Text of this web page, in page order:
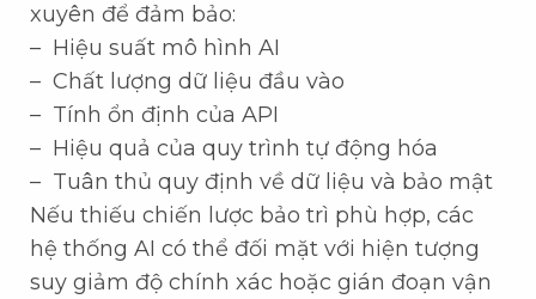
xuyên để đảm bảo:
– Hiệu suất mô hình AI
– Chất lượng dữ liệu đầu vào
– Tính ổn định của API
– Hiệu quả của quy trình tự động hóa
– Tuân thủ quy định về dữ liệu và bảo mật
Nếu thiếu chiến lược bảo trì phù hợp, các
hệ thống AI có thể đối mặt với hiện tượng
suy giảm độ chính xác hoặc gián đoạn vận